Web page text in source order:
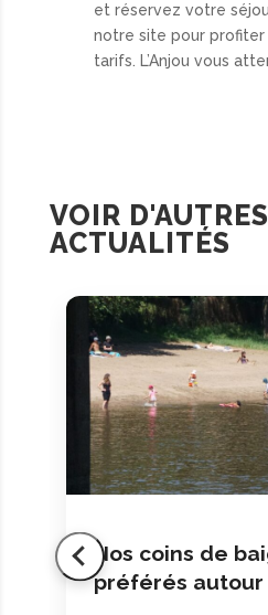
et réservez votre
notre site pour profiter
tarifs. L’Anjou vous
VOIR D'AUTRES
ACTUALITÉS
Nos coins de
préférés